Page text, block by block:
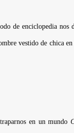
de enciclopedia nos
vestido de chica
en un mundo